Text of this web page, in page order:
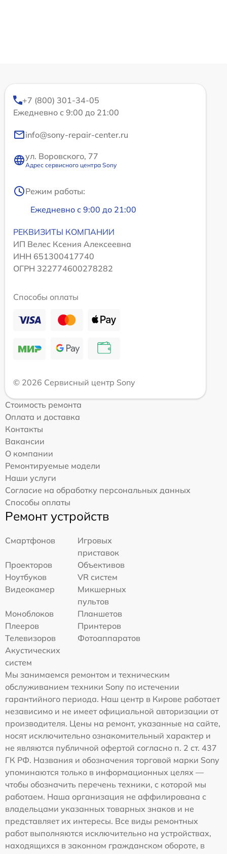
+7 (800) 301-34-05
Ежедневно с 9:00 до 21:00
info@sony-repair-center.ru
ул. Воровского, 77
Адрес сервисного центра Sony
Режим работы:
Ежедневно с 9:00 до 21:00
РЕКВИЗИТЫ КОМПАНИИ
ИП Велес Ксения Алексеевна
ИНН 651300417740
ОГРН 322774600278282
Способы оплаты
© 2026 Сервисный центр Sony
Стоимость ремонта
Оплата и доставка
Контакты
Вакансии
О компании
Ремонтируемые модели
Наши услуги
Согласие на обработку персональных данных
Способы оплаты
Ремонт устройств
Смартфонов
Игровых
приставок
Проекторов
Объективов
Ноутбуков
VR систем
Видеокамер
Микшерных
пультов
Моноблоков
Планшетов
Плееров
Принтеров
Телевизоров
Фотоаппаратов
Акустических
систем
Мы занимаемся ремонтом и техническим
обслуживанием техники Sony по истечении
гарантийного периода. Наш центр в Кирове работает
независимо и не имеет официальной авторизации от
производителя. Цены на ремонт, указанные на сайте,
носят исключительно ознакомительный характер и
не являются публичной офертой согласно п. 2 ст. 437
ГК РФ. Названия и обозначения торговой марки Sony
упоминаются только в информационных целях —
чтобы обозначить перечень техники, с которой мы
работаем. Наша организация не аффилирована с
владельцами указанных товарных знаков и не
представляет их интересы. Все виды ремонтных
работ выполняются исключительно на устройствах,
находящихся в законном гражданском обороте, в